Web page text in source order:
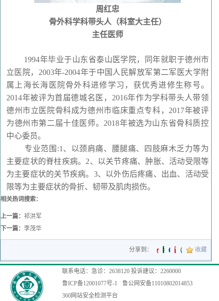
周红忠
骨外科学科带头人（科室大主任）
主任医师
1994年毕业于山东省泰山医学院，同年就职于德州市
立医院，2003年-2004年于中国人民解放军第二军医大学附
属上海长海医院骨外科进修学习，获优秀进修生称号。
2014年被评为首届德城名医，2016年作为学科带头人带领
德州市立医院骨科成为德州市临床重点专科，2017年被评
为德州市第二届十佳医师。2018年被选为山东省骨科质控
中心委员。
专业范围:1、以颈肩痛、腰腿痛、四肢麻木乏力等为
主要症状的脊柱疾病。2、以关节疼痛、肿胀、活动受限等
为主要症状的关节疾病。3、以外伤后疼痛、出血、活动受
限等为主要症状的骨折、韧带及肌肉损伤。
相关热词搜索：
上一篇： ​祁洪军
下一篇： 李茂华
分享到： 收藏
联系电话：急诊：2638120 投诉建议：2260000
鲁ICP备12001077号-1
鲁公网安备11010802014853
360网站安全检测平台